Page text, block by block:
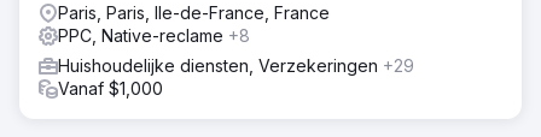
Paris, Paris, Ile-de-France, France
PPC, Native-reclame +8
Huishoudelijke diensten, Verzekeringen +29
Vanaf $1,000